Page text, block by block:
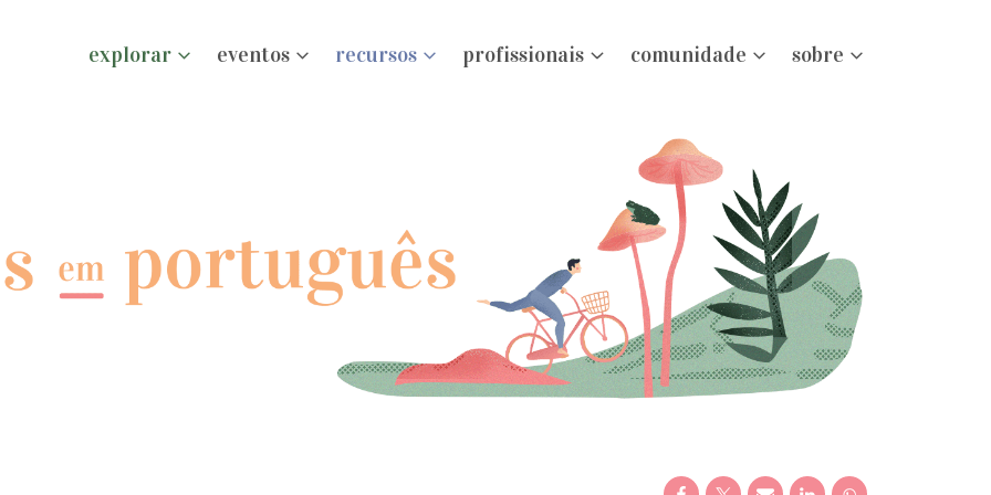
explorar eventos recursos profissionais comunidade sobre